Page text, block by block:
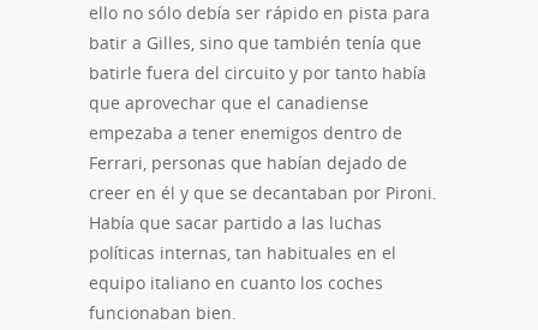
ello no sólo debía ser rápido en pista para
batir a Gilles, sino que también tenía que
batirle fuera del circuito y por tanto había
que aprovechar que el canadiense
empezaba a tener enemigos dentro de
Ferrari, personas que habían dejado de
creer en él y que se decantaban por Pironi.
Había que sacar partido a las luchas
políticas internas, tan habituales en el
equipo italiano en cuanto los coches
funcionaban bien.